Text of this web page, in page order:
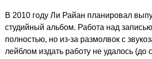
В 2010 году Ли Райан планировал
студийный альбом. Работа над
полностью, но из-за размолвок с
лейблом издать работу не удалось (до